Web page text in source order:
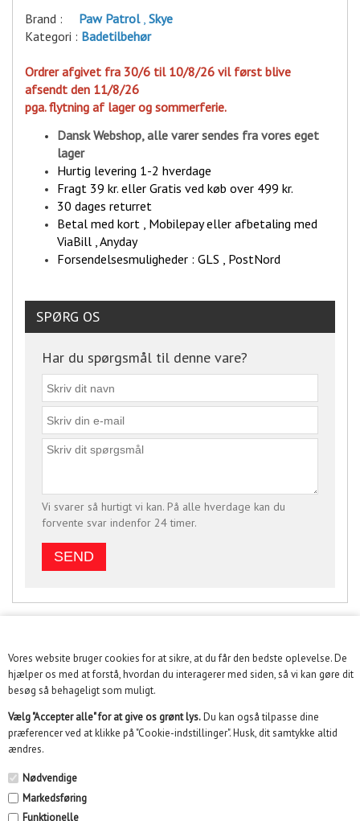
Vores website bruger cookies for at sikre, at du får den bedste oplevelse. De
hjælper os med at forstå, hvordan du interagerer med siden, så vi kan gøre dit
besøg så behageligt som muligt.
Vælg "Accepter alle" for at give os grønt lys.Du kan også tilpasse dine
præferencer ved at klikke på "Cookie-indstillinger". Husk, dit samtykke altid
ændres.
Nødvendige
Markedsføring
Funktionelle
Brand : Paw Patrol, Skye
Kategori : Badetilbehør
Ordrer afgivet fra 30/6 til 10/8/26 vil først blive
afsendt den 11/8/26
pga. flytning af lager og sommerferie.
Dansk Webshop, alle varer sendes fra vores eget
lager
Hurtig levering 1-2 hverdage
Fragt 39 kr. eller Gratis ved køb over 499 kr.
30 dages returret
Betal med kort , Mobilepay eller afbetaling med
ViaBill , Anyday
Forsendelsesmuligheder : GLS , PostNord
SPØRG OS
Har du spørgsmål til denne vare?
Vi svarer så hurtigt vi kan. På alle hverdage kan du
forvente svar indenfor 24 timer.
KUNDESERVICE
INFORMATION
KUNDECENTER
SOME
NYHEDSBREV